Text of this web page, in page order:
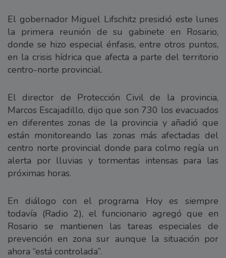
El gobernador Miguel Lifschitz presidió este lunes
la primera reunión de su gabinete en Rosario,
donde se hizo especial énfasis, entre otros puntos,
en la crisis hídrica que afecta a parte del territorio
centro-norte provincial.
El director de Protección Civil de la provincia,
Marcos Escajadillo, dijo que son 730 los evacuados
en diferentes zonas de la provincia y añadió que
están monitoreando las zonas más afectadas del
centro norte provincial donde para colmo regía un
alerta por lluvias y tormentas intensas para las
próximas horas.
En diálogo con el programa Hoy es siempre
todavía (Radio 2), el funcionario agregó que en
Rosario se mantienen las tareas especiales de
prevención en zona sur aunque la situación por
ahora “está controlada”.